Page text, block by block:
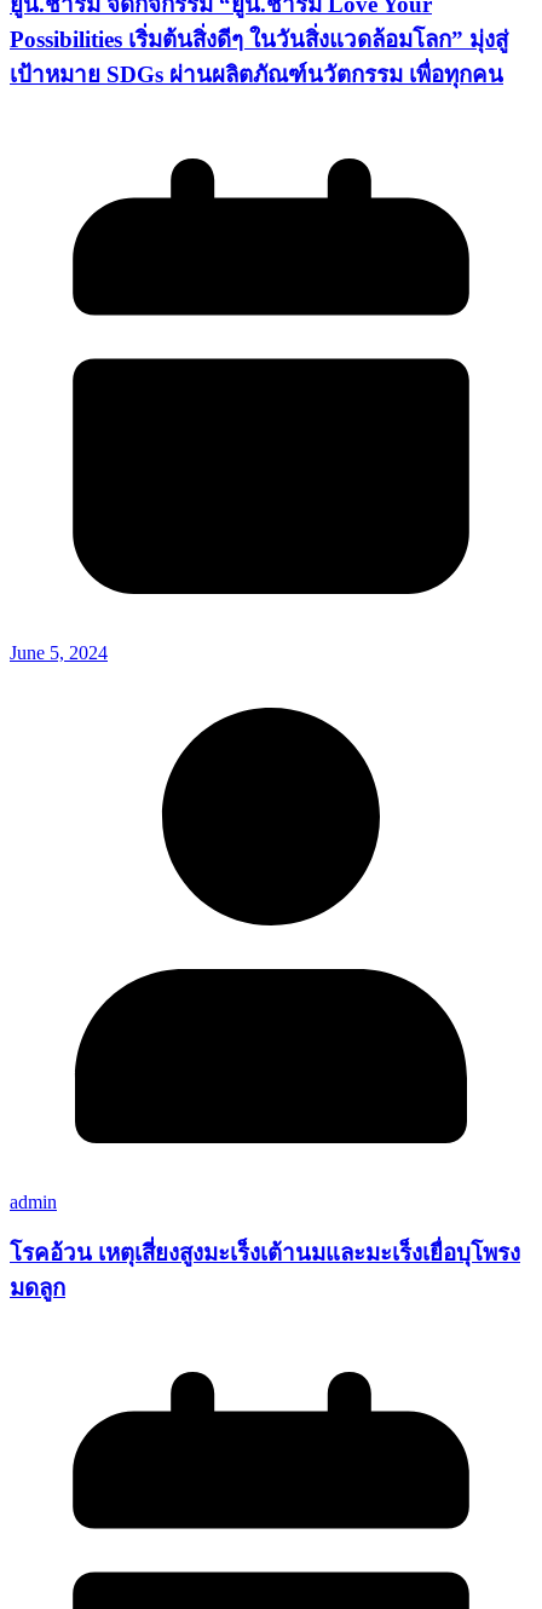
Possibilities เริ่มต้นสิ่งดีๆ ในวันสิ่งแวดล้อมโลก” มุ่งสู่
เป้าหมาย SDGs ผ่านผลิตภัณฑ์นวัตกรรม เพื่อทุกคน
June 5, 2024
admin
โรคอ้วน เหตุเสี่ยงสูงมะเร็งเต้านมและมะเร็งเยื่อบุโพรง
มดลูก